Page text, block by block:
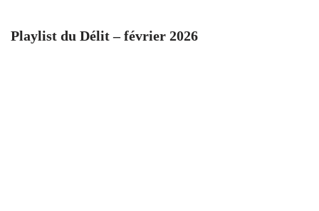
Playlist du Délit – février 2026